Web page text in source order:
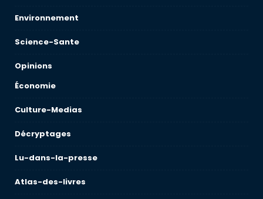
Environnement
Science-Sante
Opinions
Économie
Culture-Medias
Décryptages
Lu-dans-la-presse
Atlas-des-livres